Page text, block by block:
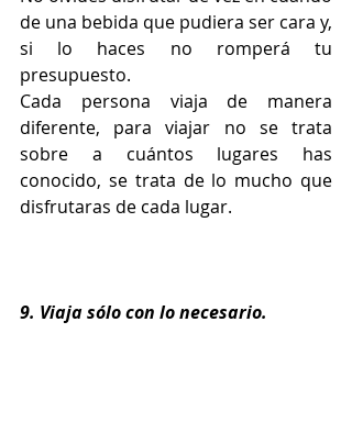
de una bebida que pudiera ser cara y,
si lo haces no romperá tu
presupuesto.
Cada persona viaja de manera
diferente, para viajar no se trata
sobre a cuántos lugares has
conocido, se trata de lo mucho que
disfrutaras de cada lugar.
9. Viaja sólo con lo necesario.